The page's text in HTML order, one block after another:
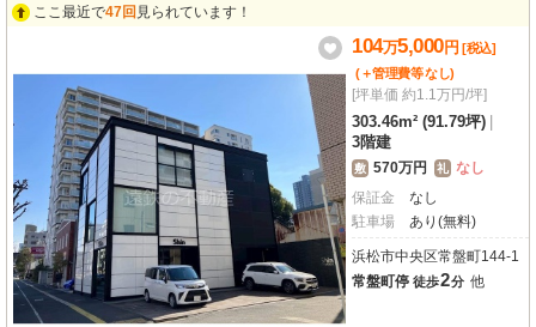
ここ最近で47回 見られています！
104万5,000円 [税込]
(＋管理費等なし)
[坪単価 約1.1万円/坪]
303.46m² (91.79坪)
3階建
敷 570万円 礼 なし
保証金
なし
駐車場
あり(無料)
浜松市中央区常盤町144-1
常盤町停 徒歩2分 他